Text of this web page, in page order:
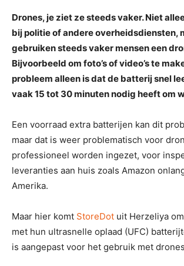
Drones, je ziet ze steeds vaker. Niet
bij politie of andere overheidsdiensten,
gebruiken steeds vaker mensen een
Bijvoorbeeld om foto’s of video’s te
probleem alleen is dat de batterij snel
vaak 15 tot 30 minuten nodig heeft om
Een voorraad extra batterijen kan dit
maar dat is weer problematisch voor
professioneel worden ingezet, voor
leveranties aan huis zoals Amazon
Amerika.
Maar hier komt StoreDot uit Herzeliya
met hun ultrasnelle oplaad (UFC)
is aangepast voor het gebruik met